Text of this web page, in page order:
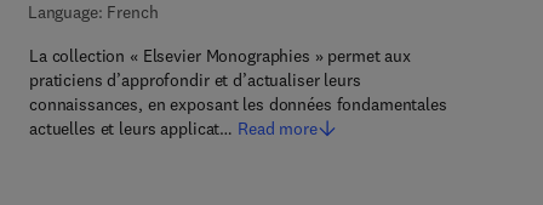
Language: French
La collection « Elsevier Monographies » permet aux
praticiens d’approfondir et d’actualiser leurs
connaissances, en exposant les données fondamentales
actuelles et leurs applicat… Read more